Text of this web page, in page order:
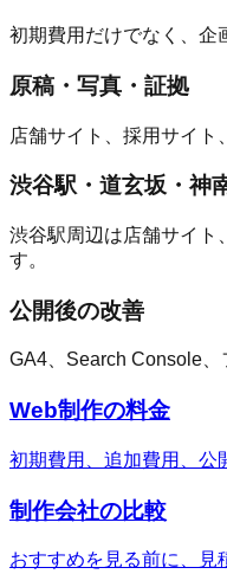
初期費用だけでなく、企
原稿・写真・証拠
店舗サイト、採用サイト
渋谷駅・道玄坂・神
渋谷駅周辺は店舗サイト
す。
公開後の改善
GA4、Search Console、
Web制作の料金
初期費用、追加費用、公
制作会社の比較
おすすめを見る前に、見